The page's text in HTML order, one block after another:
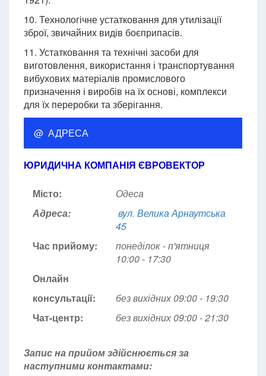
10. Технологічне устатковання для утилізації
зброї, звичайних видів боєприпасів.
11. Устатковання та технічні засоби для
виготовлення, використання і транспортування
вибухових матеріалів промислового
призначення і виробів на їх основі, комплекси
для їх переробки та зберігання.
@ АДРЕСА
ЮРИДИЧНА КОМПАНІЯ ЄВРОВЕКТОР
Місто:
Одеса
Адреса:
вул. Велика Арнаутська
45
Час прийому:
понеділок - п'ятниця
10:00 - 17:30
Онлайн
консультації:
без вихідних 09:00 - 19:30
Чат-центр:
без вихідних 09:00 - 21:30
Запис на прийом здійснюється за
наступними контактами: